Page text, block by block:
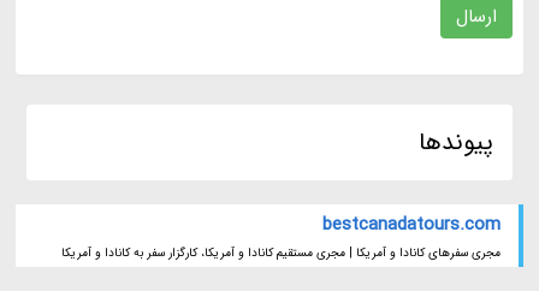
ارسال
پیوندها
bestcanadatours.com
مجری سفرهای کانادا و آمریکا | مجری مستقیم کانادا و آمریکا، کارگزار سفر به کانادا و آمریکا